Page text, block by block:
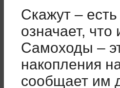
Скажут –
означает,
Самоходы –
накопления
сообщает им